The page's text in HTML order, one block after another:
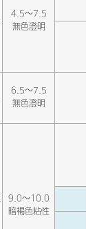
4.5～7.5
無色澄明
6.5～7.5
無色澄明
9.0～10.0
暗褐色粘性